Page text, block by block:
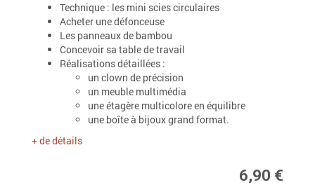
Technique : les mini scies circulaires
Acheter une défonceuse
Les panneaux de bambou
Concevoir sa table de travail
Réalisations détaillées :
un clown de précision
un meuble multimédia
une étagère multicolore en équilibre
une boîte à bijoux grand format.
+ de détails
6,90 €